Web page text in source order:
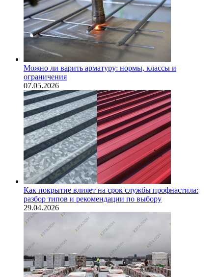
Можно ли варить арматуру: нормы, классы и
ограничения
07.05.2026
Как покрытие влияет на срок службы профнастила:
разбор типов и рекомендации по выбору
29.04.2026